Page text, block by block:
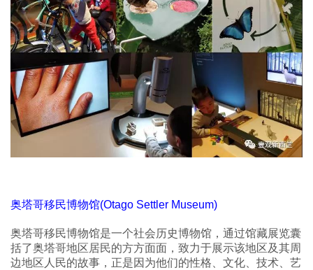
奥塔哥移民博物馆(Otago Settler Museum)
奥塔哥移民博物馆是一个社会历史博物馆，通过馆藏展览囊
括了奥塔哥地区居民的方方面面，致力于展示该地区及其周
边地区人民的故事，正是因为他们的性格、文化、技术、艺